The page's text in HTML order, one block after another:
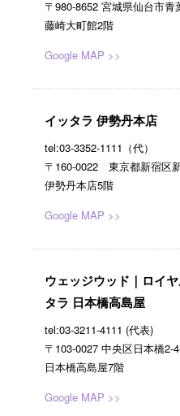
〒980-8652 宮城県仙台市青
藤崎大町館2階
Google MAP >>
イッタラ 伊勢丹本店
tel:03-3352-1111（代）
〒160-0022 東京都新宿区
伊勢丹本店5階
Google MAP >>
ウェッジウッド｜ロイ
タラ 日本橋高島屋
tel:03-3211-4111 (代表)
〒103-0027 中央区日本橋2-
日本橋高島屋7階
Google MAP >>